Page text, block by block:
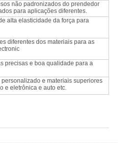
não padronizados do prendedor
para aplicações diferentes.
alta elasticidade da força para
diferentes dos materiais para as
precisas e boa qualidade para a
e materiais superiores
e eletrônica e auto etc.